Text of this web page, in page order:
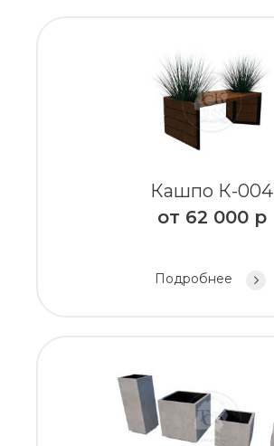
Кашпо К-004
от 62 000 р
Подробнее